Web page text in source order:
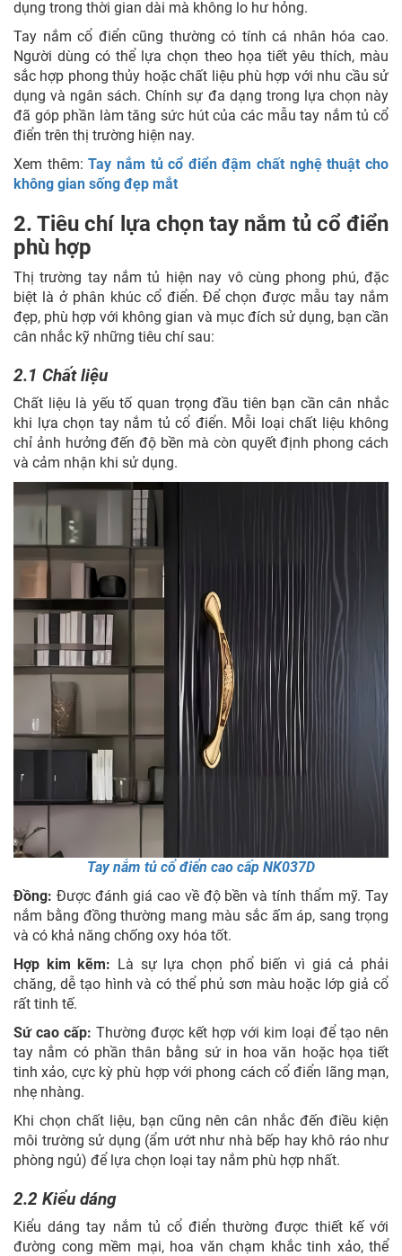
dụng trong thời gian dài mà không lo hư hỏng.
Tay nắm cổ điển cũng thường có tính cá nhân hóa cao.
Người dùng có thể lựa chọn theo họa tiết yêu thích, màu
sắc hợp phong thủy hoặc chất liệu phù hợp với nhu cầu sử
dụng và ngân sách. Chính sự đa dạng trong lựa chọn này
đã góp phần làm tăng sức hút của các mẫu tay nắm tủ cổ
điển trên thị trường hiện nay.
Xem thêm:Tay nắm tủ cổ điển đậm chất nghệ thuật cho
không gian sống đẹp mắt
2. Tiêu chí lựa chọn tay nắm tủ cổ điển
phù hợp
Thị trường tay nắm tủ hiện nay vô cùng phong phú, đặc
biệt là ở phân khúc cổ điển. Để chọn được mẫu tay nắm
đẹp, phù hợp với không gian và mục đích sử dụng, bạn cần
cân nhắc kỹ những tiêu chí sau:
2.1 Chất liệu
Chất liệu là yếu tố quan trọng đầu tiên bạn cần cân nhắc
khi lựa chọn tay nắm tủ cổ điển. Mỗi loại chất liệu không
chỉ ảnh hưởng đến độ bền mà còn quyết định phong cách
và cảm nhận khi sử dụng.
Tay nắm tủ cổ điển cao cấp NK037D
Đồng: Được đánh giá cao về độ bền và tính thẩm mỹ. Tay
nắm bằng đồng thường mang màu sắc ấm áp, sang trọng
và có khả năng chống oxy hóa tốt.
Hợp kim kẽm: Là sự lựa chọn phổ biến vì giá cả phải
chăng, dễ tạo hình và có thể phủ sơn màu hoặc lớp giả cổ
rất tinh tế.
Sứ cao cấp: Thường được kết hợp với kim loại để tạo nên
tay nắm có phần thân bằng sứ in hoa văn hoặc họa tiết
tinh xảo, cực kỳ phù hợp với phong cách cổ điển lãng mạn,
nhẹ nhàng.
Khi chọn chất liệu, bạn cũng nên cân nhắc đến điều kiện
môi trường sử dụng (ẩm ướt như nhà bếp hay khô ráo như
phòng ngủ) để lựa chọn loại tay nắm phù hợp nhất.
2.2 Kiểu dáng
Kiểu dáng tay nắm tủ cổ điển thường được thiết kế với
đường cong mềm mại, hoa văn chạm khắc tinh xảo, thể